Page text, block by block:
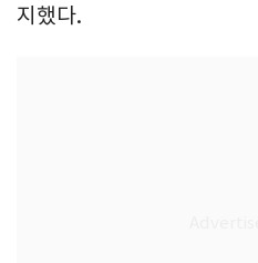
지했다.